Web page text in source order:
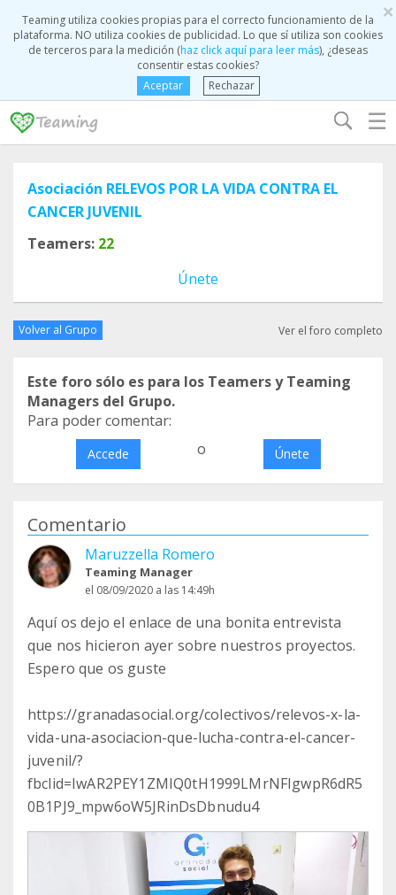
×
Teaming utiliza cookies propias para el correcto funcionamiento de la
plataforma. NO utiliza cookies de publicidad. Lo que sí utiliza son cookies
de terceros para la medición (haz click aquí para leer más), ¿deseas
consentir estas cookies?
Aceptar
Rechazar
☰
Asociación RELEVOS POR LA VIDA CONTRA EL
CANCER JUVENIL
Teamers: 22
Únete
Volver al Grupo Ver el foro completo
Este foro sólo es para los Teamers y Teaming
Managers del Grupo.
Para poder comentar:
Accede o Únete
Comentario
Maruzzella Romero
Teaming Manager
el 08/09/2020 a las 14:49h
Aquí os dejo el enlace de una bonita entrevista
que nos hicieron ayer sobre nuestros proyectos.
Espero que os guste
https://granadasocial.org/colectivos/relevos-x-la-
vida-una-asociacion-que-lucha-contra-el-cancer-
juvenil/?
fbclid=IwAR2PEY1ZMIQ0tH1999LMrNFIgwpR6dR5
0B1PJ9_mpw6oW5JRinDsDbnudu4